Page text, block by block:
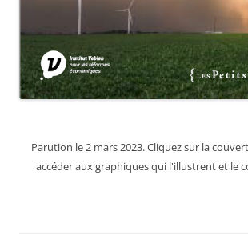
Parution le 2 mars 2023. Cliquez sur la
accéder aux graphiques qui l'illustrent et le